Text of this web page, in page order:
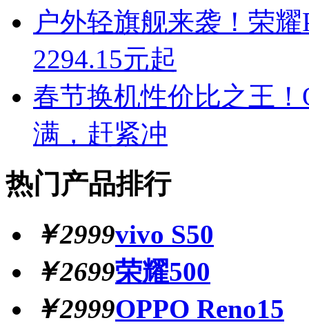
户外轻旗舰来袭！荣
2294.15元起
春节换机性价比之王！
满，赶紧冲
热门产品排行
￥2999vivo S50
￥2699荣耀500
￥2999OPPO Reno15